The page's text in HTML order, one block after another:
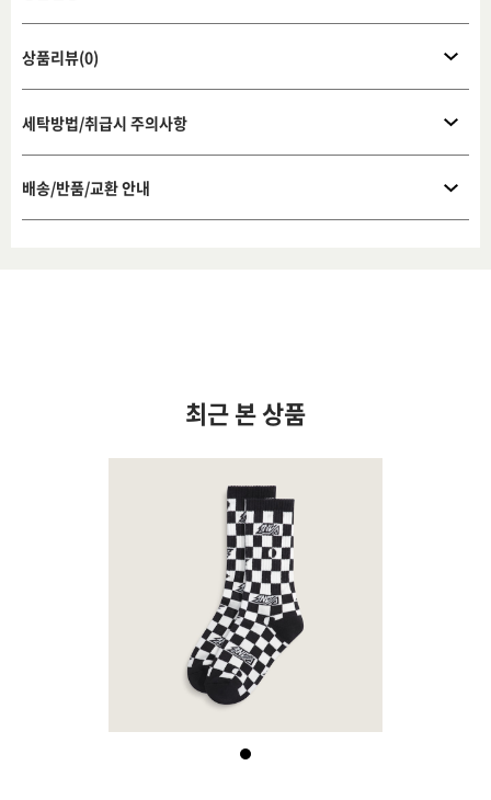
상품리뷰(0)
세탁방법/취급시 주의사항
배송/반품/교환 안내
최근 본 상품